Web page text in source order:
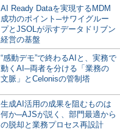
AI Ready Dataを実現するMDM
成功のポイント─サワイグルー
プとJSOLが示すデータドリブン
経営の基盤
“感動デモ”で終わるAIと、実務で
動くAI─両者を分ける「業務の
文脈」とCelonisの管制塔
生成AI活用の成果を阻むものは
何か─AJSが説く、部門最適から
の脱却と業務プロセス再設計